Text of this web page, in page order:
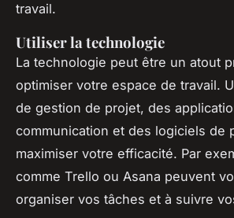
travail.
Utiliser la technologie
La technologie peut être un atout
optimiser votre espace de travail.
de gestion de projet, des
communication et des logiciels de
maximiser votre efficacité. Par
comme Trello ou Asana peuvent
organiser vos tâches et à suivre